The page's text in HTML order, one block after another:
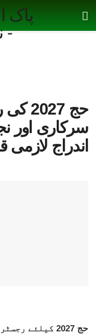
حج
سرکاری اور
اندراج لازمی
حج 2027 کیلئے